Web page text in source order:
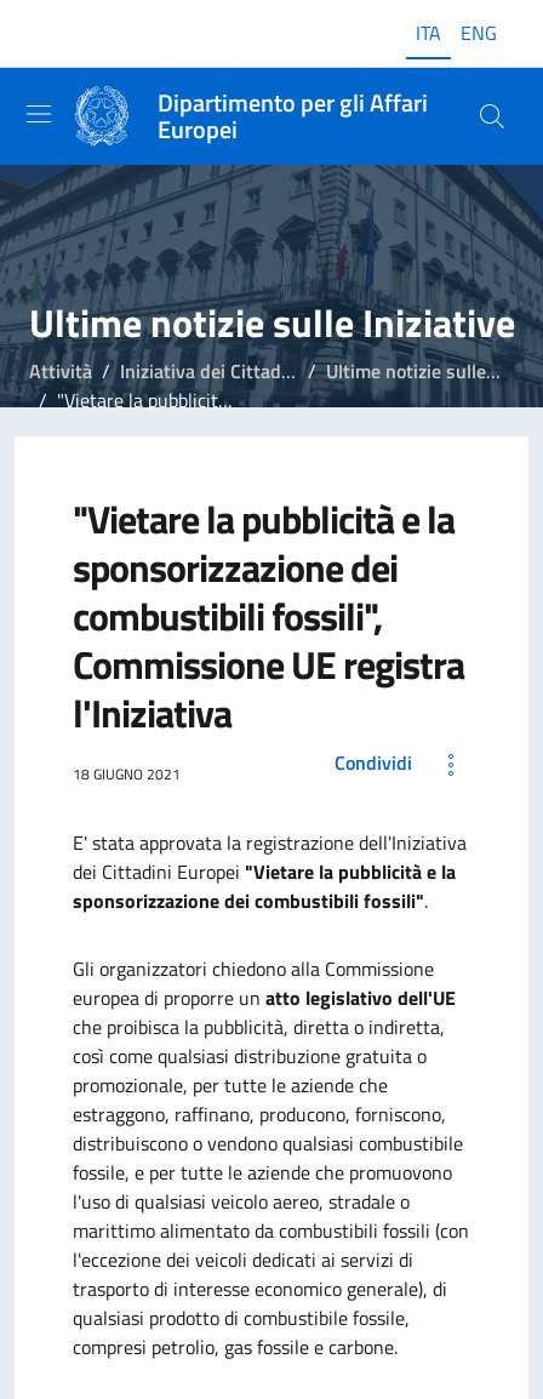
ITA ENG
Dipartimento per gli Affari
Europei
Ultime notizie sulle Iniziative
Attività Iniziativa dei Cittadini Europei
Ultime notizie sulle Iniziative
"Vietare la pubblicità e la sponsorizzazione dei combustibili fossili", Commissione UE registra l'Iniziativa
"Vietare la pubblicità e la
sponsorizzazione dei
combustibili fossili",
Commissione UE registra
l'Iniziativa
18 GIUGNO 2021 Condividi
E' stata approvata la registrazione dell'Iniziativa
dei Cittadini Europei "Vietare la pubblicità e la
sponsorizzazione dei combustibili fossili".
Gli organizzatori chiedono alla Commissione
europea di proporre un atto legislativo dell'UE
che proibisca la pubblicità, diretta o indiretta,
così come qualsiasi distribuzione gratuita o
promozionale, per tutte le aziende che
estraggono, raffinano, producono, forniscono,
distribuiscono o vendono qualsiasi combustibile
fossile, e per tutte le aziende che promuovono
l'uso di qualsiasi veicolo aereo, stradale o
marittimo alimentato da combustibili fossili (con
l'eccezione dei veicoli dedicati ai servizi di
trasporto di interesse economico generale), di
qualsiasi prodotto di combustibile fossile,
compresi petrolio, gas fossile e carbone.